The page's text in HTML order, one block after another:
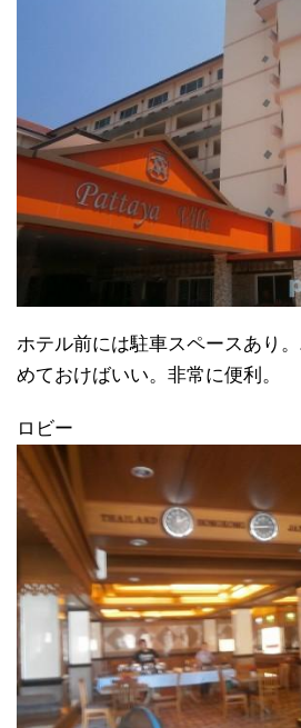
ホテル前には駐車スペースあり
めておけばいい。非常に便利。
ロビー